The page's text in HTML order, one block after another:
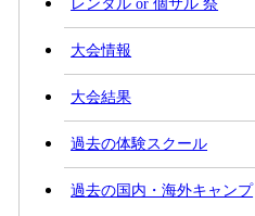
レンタル or 個サル 祭
大会情報
大会結果
過去の体験スクール
過去の国内・海外キャンプ